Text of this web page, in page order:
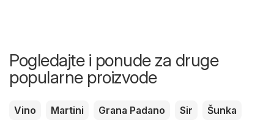
Pogledajte i ponude za druge
popularne proizvode
Vino Martini Grana Padano Sir Šunka